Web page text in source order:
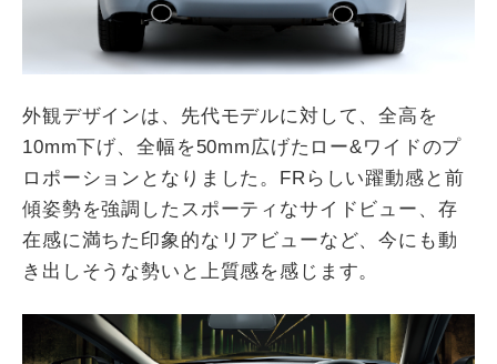
外観デザインは、先代モデルに対して、全高を
10mm下げ、全幅を50mm広げたロー&ワイドのプ
ロポーションとなりました。FRらしい躍動感と前
傾姿勢を強調したスポーティなサイドビュー、存
在感に満ちた印象的なリアビューなど、今にも動
き出しそうな勢いと上質感を感じます。